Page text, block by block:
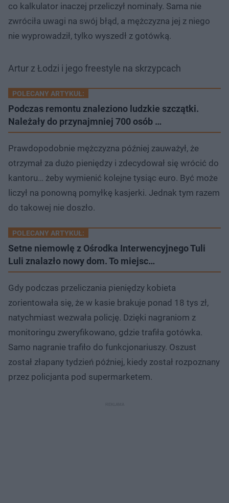
co kalkulator inaczej przeliczył nominały. Sama nie
zwróciła uwagi na swój błąd, a mężczyzna jej z niego
nie wyprowadził, tylko wyszedł z gotówką.
Artur z Łodzi i jego freestyle na skrzypcach
POLECANY ARTYKUŁ:
Podczas remontu znaleziono ludzkie szczątki.
Należały do przynajmniej 700 osób …
Prawdopodobnie mężczyzna później zauważył, że
otrzymał za dużo pieniędzy i zdecydował się wrócić do
kantoru… żeby wymienić kolejne tysiąc euro. Być może
liczył na ponowną pomyłkę kasjerki. Jednak tym razem
do takowej nie doszło.
POLECANY ARTYKUŁ:
Setne niemowlę z Ośrodka Interwencyjnego Tuli
Luli znalazło nowy dom. To miejsc…
Gdy podczas przeliczania pieniędzy kobieta
zorientowała się, że w kasie brakuje ponad 18 tys zł,
natychmiast wezwała policję. Dzięki nagraniom z
monitoringu zweryfikowano, gdzie trafiła gotówka.
Samo nagranie trafiło do funkcjonariuszy. Oszust
został złapany tydzień później, kiedy został rozpoznany
przez policjanta pod supermarketem.